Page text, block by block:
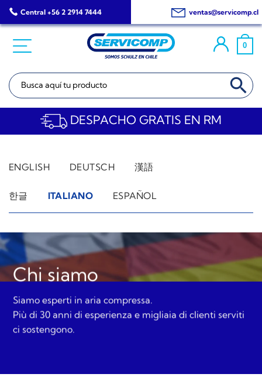
Saltar
al
Central +56 2 2914 7444 ventas@servicomp.cl
0
Buscar: BOTÓN DE
DESPACHO GRATIS EN RM
ENGLISH DEUTSCH 漢語
한글 ITALIANO ESPAÑOL
Chi siamo
Siamo esperti in aria compressa.
Più di 30 anni di esperienza e migliaia di clienti serviti
ci sostengono.